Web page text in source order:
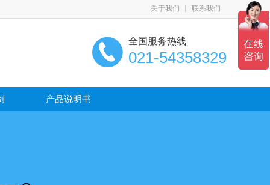
关于我们 联系我们
全国服务热线
021-54358329
产品说明书